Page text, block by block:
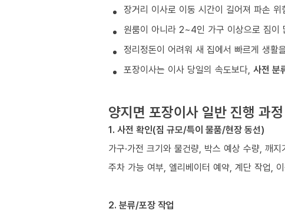
장거리 이사로 이동 시간이 길어져 파손 위
원룸이 아니라 2~4인 가구 이상으로 짐이
정리정돈이 어려워 새 집에서 빠르게 생활
포장이사는 이사 당일의 속도보다, 사전 분
양지면 포장이사 일반 진행 과정
1. 사전 확인(짐 규모/특이 물품/현장 동선)
가구·가전 크기와 물건량, 박스 예상 수량, 깨
주차 가능 여부, 엘리베이터 예약, 계단 작업,
2. 분류/포장 작업